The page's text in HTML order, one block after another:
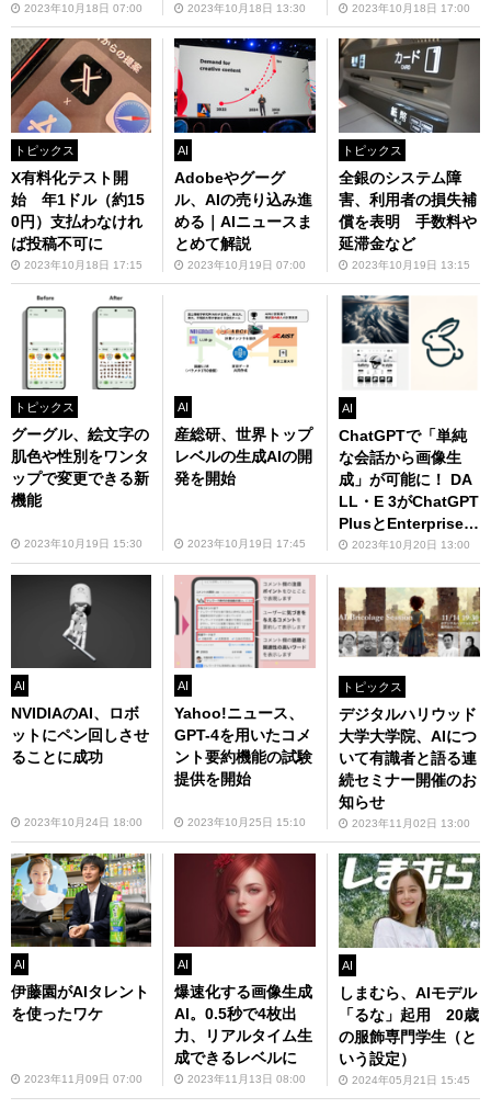
2023年10月18日 07:00 2023年10月18日 13:30 2023年10月18日 17:00
トピックス
X有料化テスト開
始 年1ドル（約15
0円）支払わなけれ
ば投稿不可に
2023年10月18日 17:15
AI
Adobeやグーグ
ル、AIの売り込み進
める｜AIニュースま
とめて解説
2023年10月19日 07:00
トピックス
全銀のシステム障
害、利用者の損失補
償を表明 手数料や
延滞金など
2023年10月19日 13:15
トピックス
グーグル、絵文字の
肌色や性別をワンタ
ップで変更できる新
機能
2023年10月19日 15:30
AI
産総研、世界トップ
レベルの生成AIの開
発を開始
2023年10月19日 17:45
AI
ChatGPTで「単純
な会話から画像生
成」が可能に！ DA
LL・E 3がChatGPT
PlusとEnterpriseに
対応2023年10月20日 13:00
AI
NVIDIAのAI、ロボ
ットにペン回しさせ
ることに成功
2023年10月24日 18:00
AI
Yahoo!ニュース、
GPT-4を用いたコメ
ント要約機能の試験
提供を開始
2023年10月25日 15:10
トピックス
デジタルハリウッド
大学大学院、AIにつ
いて有識者と語る連
続セミナー開催のお
知らせ
2023年11月02日 13:00
AI
伊藤園がAIタレント
を使ったワケ
2023年11月09日 07:00
AI
爆速化する画像生成
AI。0.5秒で4枚出
力、リアルタイム生
成できるレベルに
2023年11月13日 08:00
AI
しまむら、AIモデル
「るな」起用 20歳
の服飾専門学生（と
いう設定）
2024年05月21日 15:45